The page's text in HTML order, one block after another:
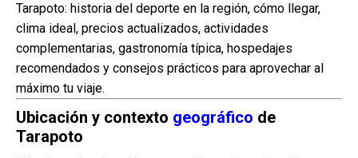
Tarapoto: historia del deporte en la región, cómo llegar,
clima ideal, precios actualizados, actividades
complementarias, gastronomía típica, hospedajes
recomendados y consejos prácticos para aprovechar al
máximo tu viaje.
Ubicación y contexto geográfico de
Tarapoto